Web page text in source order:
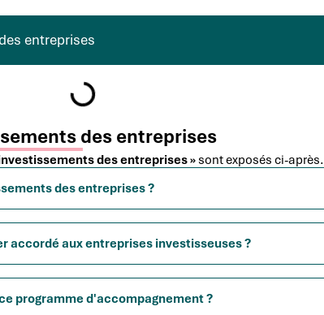
entreprises
des entreprises
des entreprises »sont exposés ci-après.
des entreprises ?
accordé aux entreprises investisseuses ?
programme d'accompagnement ?